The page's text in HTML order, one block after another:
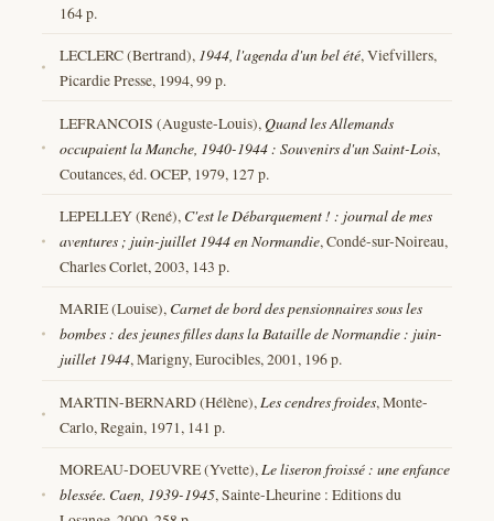
164 p.
LECLERC (Bertrand), 1944, l'agenda d'un bel été, Viefvillers,
Picardie Presse, 1994, 99 p.
LEFRANCOIS (Auguste-Louis),Quand les Allemands
occupaient la Manche, 1940-1944 : Souvenirs d'un Saint-Lois,
Coutances, éd. OCEP, 1979, 127 p.
LEPELLEY (René), C'est le Débarquement ! : journal de mes
aventures ; juin-juillet 1944 en Normandie, Condé-sur-Noireau,
Charles Corlet, 2003, 143 p.
MARIE (Louise), Carnet de bord des pensionnaires sous les
bombes : des jeunes filles dans la Bataille de Normandie : juin-
juillet 1944, Marigny, Eurocibles, 2001, 196 p.
MARTIN-BERNARD (Hélène),Les cendres froides, Monte-
Carlo, Regain, 1971, 141 p.
MOREAU-DOEUVRE (Yvette),Le liseron froissé : une enfance
blessée. Caen, 1939-1945, Sainte-Lheurine : Editions du